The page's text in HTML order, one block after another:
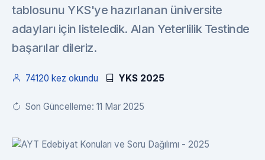
tablosunu YKS'ye hazırlanan üniversite
adayları için listeledik. Alan Yeterlilik Testinde
başarılar dileriz.
74120 kez okundu YKS 2025
Son Güncelleme: 11 Mar 2025